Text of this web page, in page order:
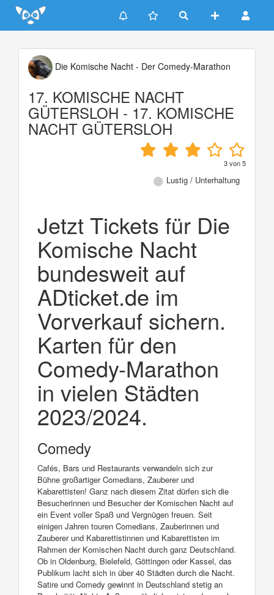
Update cookies preferences
Die Komische Nacht - Der Comedy-Marathon
17. KOMISCHE NACHT
GÜTERSLOH - 17. KOMISCHE
NACHT GÜTERSLOH
3von5
Lustig / Unterhaltung
Jetzt Tickets für Die
Komische Nacht
bundesweit auf
ADticket.de im
Vorverkauf sichern.
Karten für den
Comedy-Marathon
in vielen Städten
2023/2024.
Comedy
Cafés, Bars und Restaurants verwandeln sich zur
Bühne großartiger Comedians, Zauberer und
Kabarettisten! Ganz nach diesem Zitat dürfen sich die
Besucherinnen und Besucher der Komischen Nacht auf
ein Event voller Spaß und Vergnügen freuen. Seit
einigen Jahren touren Comedians, Zauberinnen und
Zauberer und Kabarettistinnen und Kabarettisten im
Rahmen der Komischen Nacht durch ganz Deutschland.
Ob in Oldenburg, Bielefeld, Göttingen oder Kassel, das
Publikum lacht sich in über 40 Städten durch die Nacht.
Satire und Comedy gewinnt in Deutschland stetig an